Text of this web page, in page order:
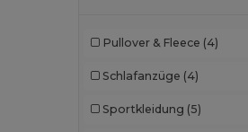
Pullover & Fleece (4)
Schlafanzüge (4)
Sportkleidung (5)